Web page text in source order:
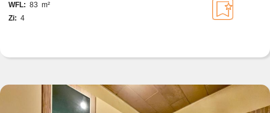
WFL: 83 m²
Zi: 4